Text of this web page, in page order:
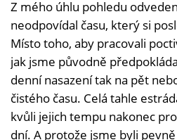
Z mého úhlu pohledu
neodpovídal času, který si
Místo toho, aby pracovali
jak jsme původně
denní nasazení tak na pět
čistého času. Celá tahle
kvůli jejich tempu nakonec
dní. A protože jsme byli